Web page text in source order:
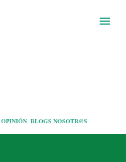
OPINIÓN BLOGS NOSOTR@S